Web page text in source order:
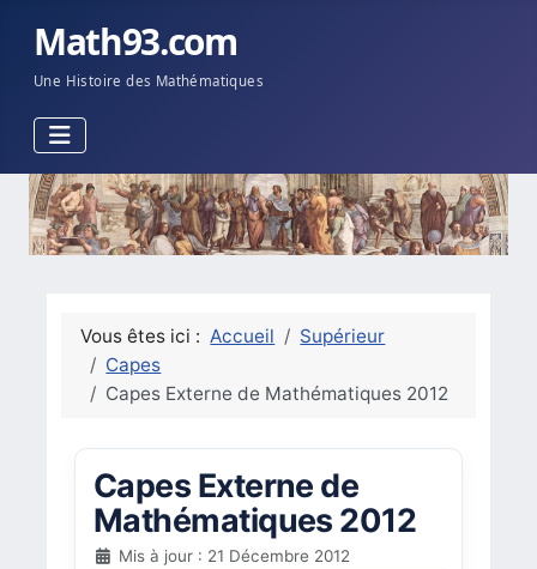
Math93.com
Une Histoire des Mathématiques
Vous êtes ici : Accueil
Supérieur
Capes
Capes Externe de Mathématiques 2012
Capes Externe de
Mathématiques 2012
Mis à jour : 21 Décembre 2012